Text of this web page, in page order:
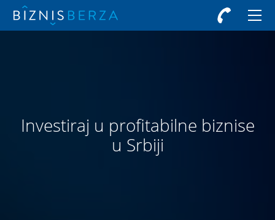
Investiraj u profitabilne biznise
u Srbiji